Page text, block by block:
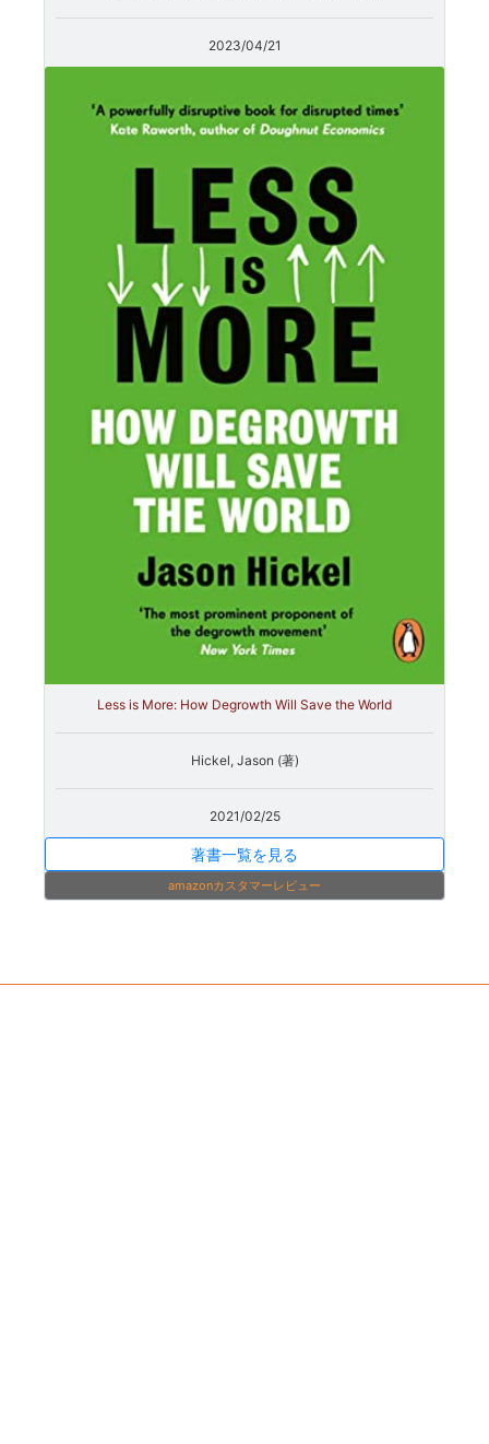
2023/04/21
Less is More: How Degrowth Will Save the World
Hickel, Jason (著)
2021/02/25
著書一覧を見る
amazonカスタマーレビュー